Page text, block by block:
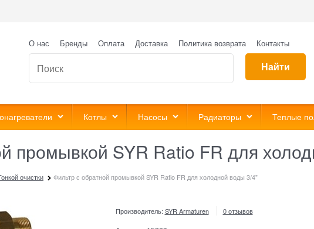
О нас Бренды Оплата Доставка Политика возврата Контакты
Найти
Котлы Насосы Радиаторы Теплые
промывкой SYR Ratio FR для
очистки Фильтр с обратной промывкой SYR Ratio FR для холодной воды 3/4"
Производитель: SYR Armaturen 0 отзывов